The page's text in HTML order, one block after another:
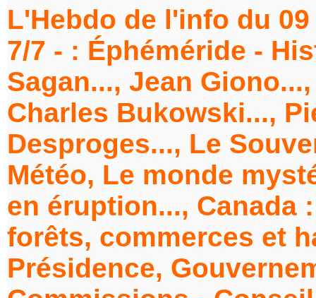
L'Hebdo de l'info du
7/7 - : Éphéméride -
Sagan..., Jean
Charles Bukowski...,
Desproges..., Le
Météo, Le monde
en éruption..., Canada
forêts, commerces et
Présidence,